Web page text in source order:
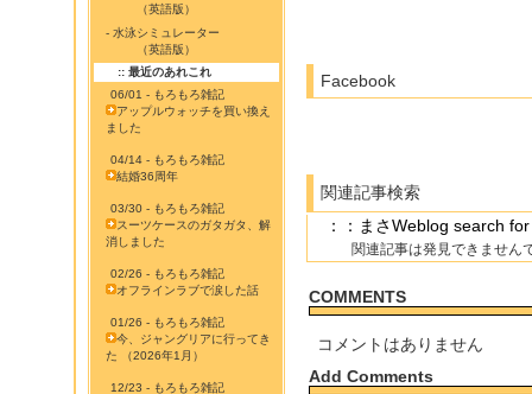
（英語版）
- 水泳シミュレーター
（英語版）
:: 最近のあれこれ
06/01 - もろもろ雑記
アップルウォッチを買い換え
ました
04/14 - もろもろ雑記
結婚36周年
03/30 - もろもろ雑記
スーツケースのガタガタ、解
消しました
02/26 - もろもろ雑記
オフラインラブで涙した話
01/26 - もろもろ雑記
今、ジャングリアに行ってき
た （2026年1月）
12/23 - もろもろ雑記
Facebook
関連記事検索
：：まさWeblog search
関連記事は発見できません
COMMENTS
コメントはありません
Add Comments